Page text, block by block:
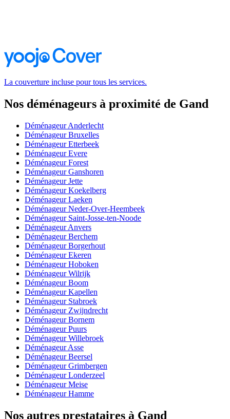
La couverture incluse pour tous les services.
Nos déménageurs à proximité de Gand
Déménageur Anderlecht
Déménageur Bruxelles
Déménageur Etterbeek
Déménageur Evere
Déménageur Forest
Déménageur Ganshoren
Déménageur Jette
Déménageur Koekelberg
Déménageur Laeken
Déménageur Neder-Over-Heembeek
Déménageur Saint-Josse-ten-Noode
Déménageur Anvers
Déménageur Berchem
Déménageur Borgerhout
Déménageur Ekeren
Déménageur Hoboken
Déménageur Wilrijk
Déménageur Boom
Déménageur Kapellen
Déménageur Stabroek
Déménageur Zwijndrecht
Déménageur Bornem
Déménageur Puurs
Déménageur Willebroek
Déménageur Asse
Déménageur Beersel
Déménageur Grimbergen
Déménageur Londerzeel
Déménageur Meise
Déménageur Hamme
Nos autres prestataires à Gand